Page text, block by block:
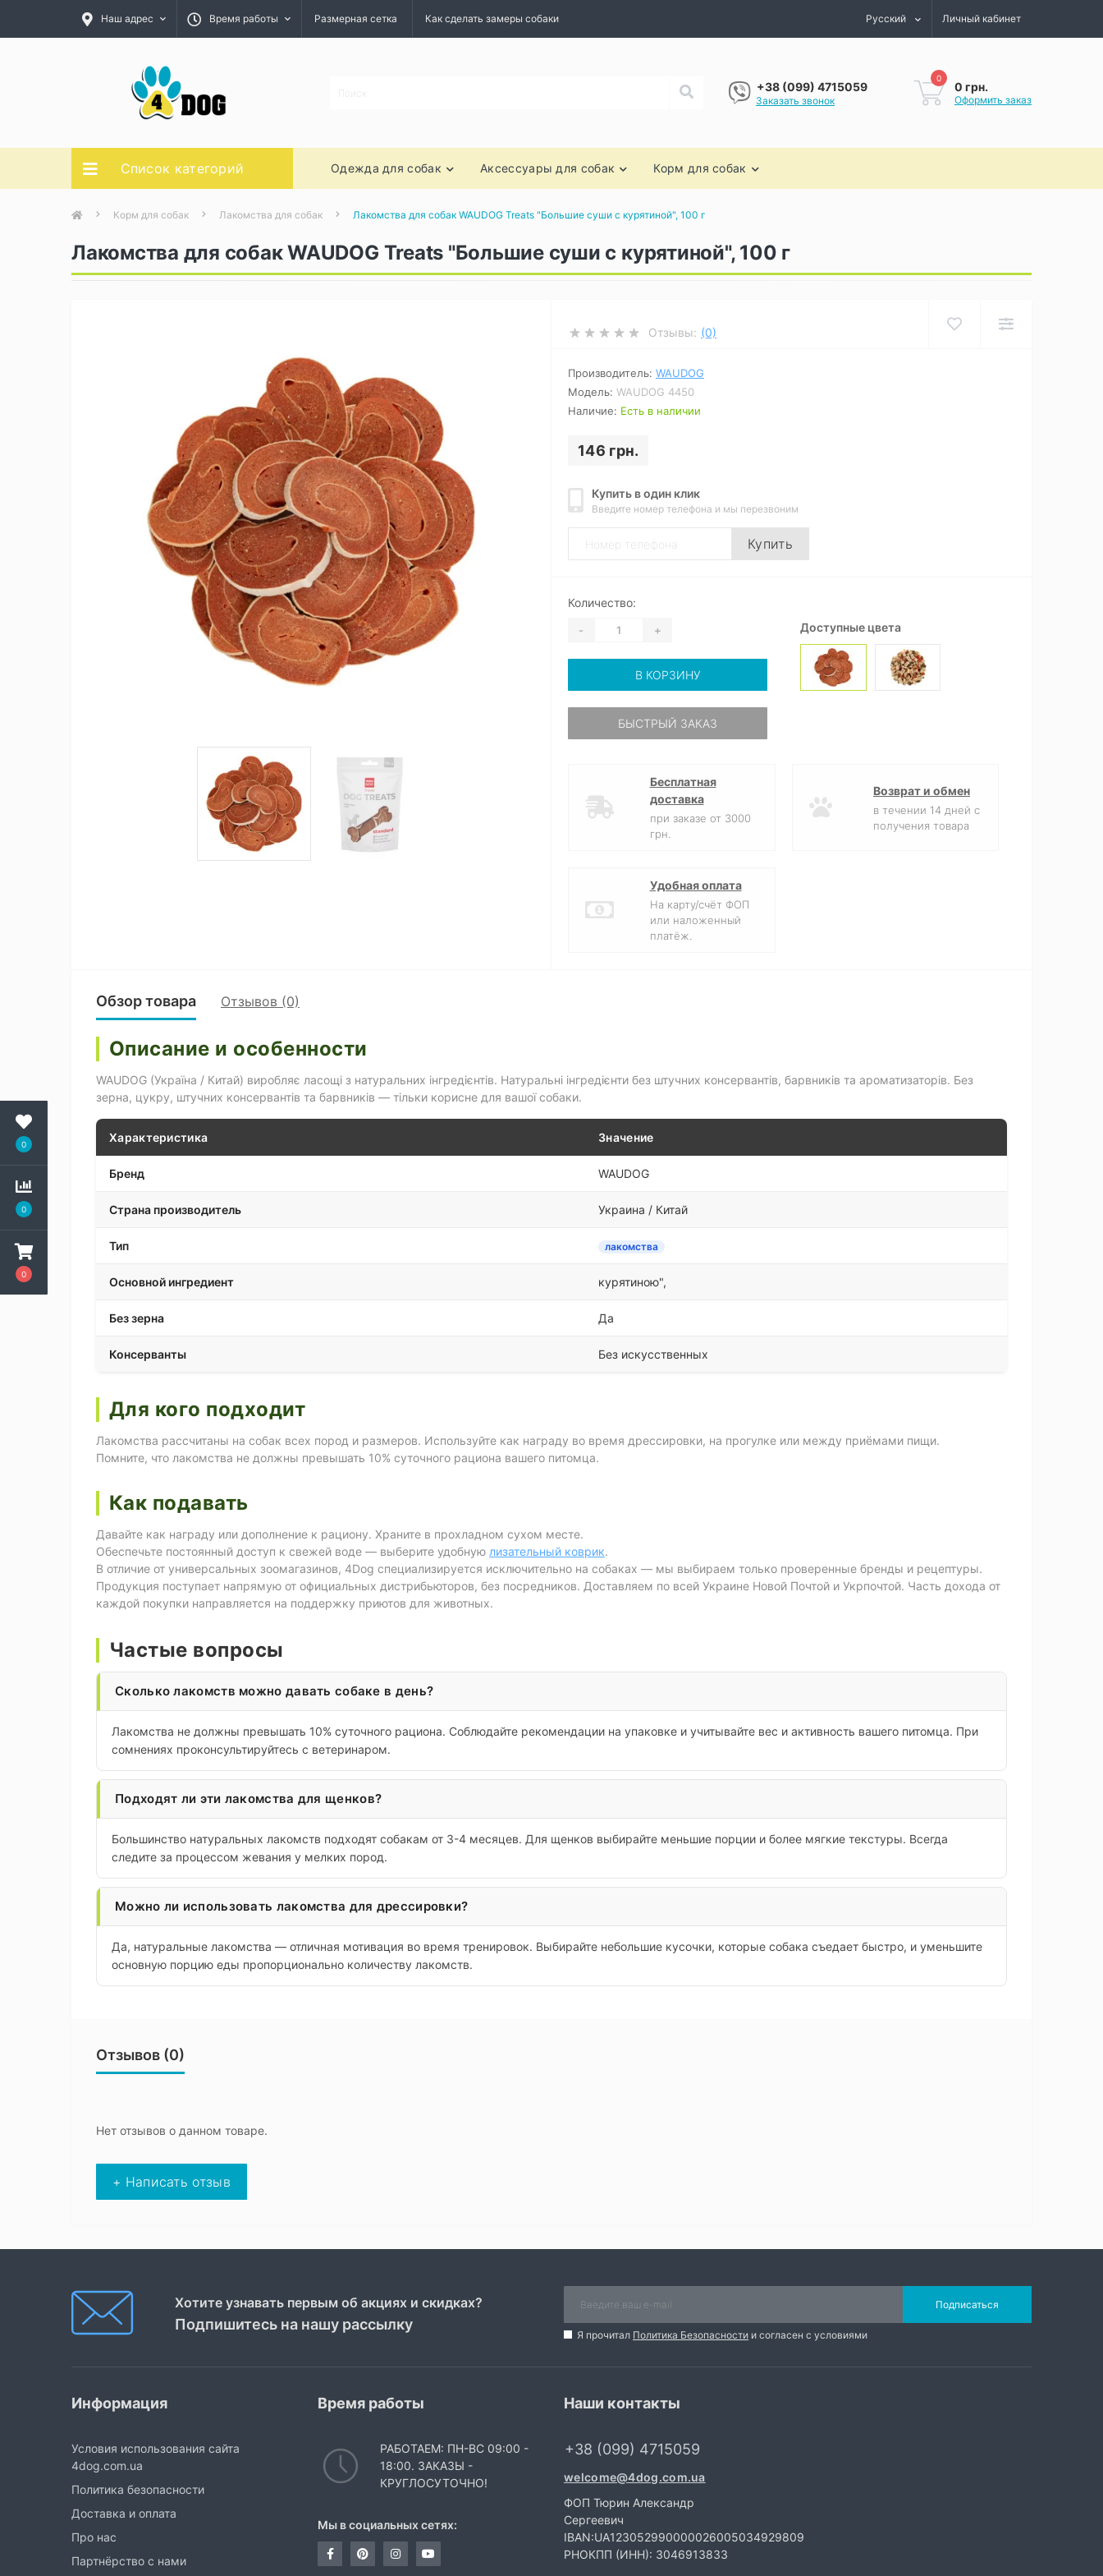
0
0
0
Наш адрес Время работы Размерная сетка Как сделать замеры собаки Русский Личный кабинет
+38 (099) 4715059
Заказать звонок
0
0 грн.
Оформить заказ
Список категорий Одежда для собак Аксессуары для собак Корм для собак
Корм для собак Лакомства для собак Лакомства для собак WAUDOG Treats "Большие суши с курятиной", 100 г
Лакомства для собак WAUDOG Treats "Большие суши с курятиной", 100 г
Отзывы: (0)
Производитель: WAUDOG
Модель: WAUDOG 4450
Наличие: Есть в наличии
146 грн.
Купить в один клик
Введите номер телефона и мы перезвоним
Купить
Доступные цвета
Количество:
- +
В КОРЗИНУ
БЫСТРЫЙ ЗАКАЗ
Бесплатная
доставка
при заказе от 3000
грн.
Возврат и обмен
в течении 14 дней с
получения товара
Удобная оплата
На карту/счёт ФОП
или наложенный
платёж.
Обзор товара Отзывов (0)
Описание и особенности
WAUDOG (Україна / Китай) виробляє ласощі з натуральних інгредієнтів. Натуральні інгредієнти без штучних консервантів, барвників та ароматизаторів. Без
зерна, цукру, штучних консервантів та барвників — тільки корисне для вашої собаки.
Характеристика Значение
Бренд WAUDOG
Страна производитель Украина / Китай
Тип лакомства
Основной ингредиент курятиною",
Без зерна Да
Консерванты Без искусственных
Для кого подходит
Лакомства рассчитаны на собак всех пород и размеров. Используйте как награду во время дрессировки, на прогулке или между приёмами пищи.
Помните, что лакомства не должны превышать 10% суточного рациона вашего питомца.
Как подавать
Давайте как награду или дополнение к рациону. Храните в прохладном сухом месте.
Обеспечьте постоянный доступ к свежей воде — выберите удобную лизательный коврик.
В отличие от универсальных зоомагазинов, 4Dog специализируется исключительно на собаках — мы выбираем только проверенные бренды и рецептуры.
Продукция поступает напрямую от официальных дистрибьюторов, без посредников. Доставляем по всей Украине Новой Почтой и Укрпочтой. Часть дохода от
каждой покупки направляется на поддержку приютов для животных.
Частые вопросы
Сколько лакомств можно давать собаке в день?
Лакомства не должны превышать 10% суточного рациона. Соблюдайте рекомендации на упаковке и учитывайте вес и активность вашего питомца. При
сомнениях проконсультируйтесь с ветеринаром.
Подходят ли эти лакомства для щенков?
Большинство натуральных лакомств подходят собакам от 3-4 месяцев. Для щенков выбирайте меньшие порции и более мягкие текстуры. Всегда
следите за процессом жевания у мелких пород.
Можно ли использовать лакомства для дрессировки?
Да, натуральные лакомства — отличная мотивация во время тренировок. Выбирайте небольшие кусочки, которые собака съедает быстро, и уменьшите
основную порцию еды пропорционально количеству лакомств.
Отзывов (0)
Нет отзывов о данном товаре.
+ Написать отзыв
Хотите узнавать первым об акциях и скидках?
Подпишитесь на нашу рассылку
Подписаться
Я прочитал Политика Безопасности и согласен с условиями
Информация
Условия использования сайта
4dog.com.ua
Политика безопасности
Доставка и оплата
Про нас
Партнёрство с нами
Время работы
РАБОТАЕМ: ПН-ВС 09:00 -
18:00. ЗАКАЗЫ -
КРУГЛОСУТОЧНО!
Мы в социальных сетях:
Наши контакты
+38 (099) 4715059
welcome@4dog.com.ua
ФОП Тюрин Александр
Сергеевич
IBAN:UA123052990000026005034929809
РНОКПП (ИНН): 3046913833